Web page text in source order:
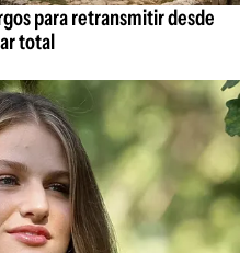
para retransmitir desde
total